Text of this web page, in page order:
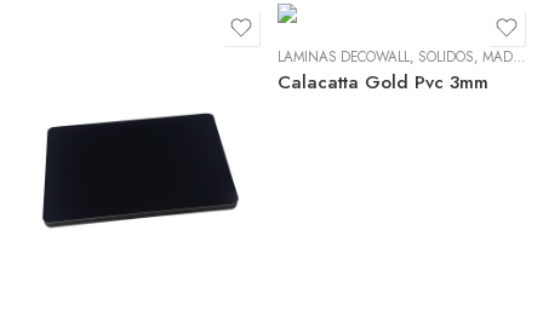
LÁMINAS DECOWALL, SÓLIDOS, MADERA Y TEXTIL
Calacatta Gold Pvc 3mm